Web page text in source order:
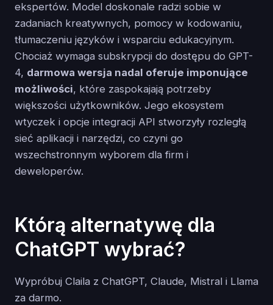
ekspertów. Model doskonale radzi sobie w
zadaniach kreatywnych, pomocy w kodowaniu,
tłumaczeniu języków i wsparciu edukacyjnym.
Chociaż wymaga subskrypcji do dostępu do GPT-
4, darmowa wersja nadal oferuje imponujące
możliwości, które zaspokajają potrzeby
większości użytkowników. Jego ekosystem
wtyczek i opcje integracji API stworzyły rozległą
sieć aplikacji i narzędzi, co czyni go
wszechstronnym wyborem dla firm i
deweloperów.
Którą alternatywę dla
ChatGPT wybrać?
Wypróbuj Claila z ChatGPT, Claude, Mistral i Llama
za darmo.